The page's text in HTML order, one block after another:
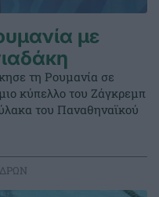
με
τη Ρουμανία σε
κύπελλο του Ζάγκρεμπ
του Παναθηναϊκού